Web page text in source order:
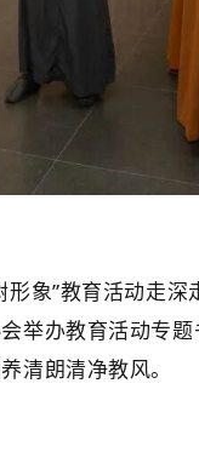
象”教育活动走
举办教育活动专
清朗清净教风。